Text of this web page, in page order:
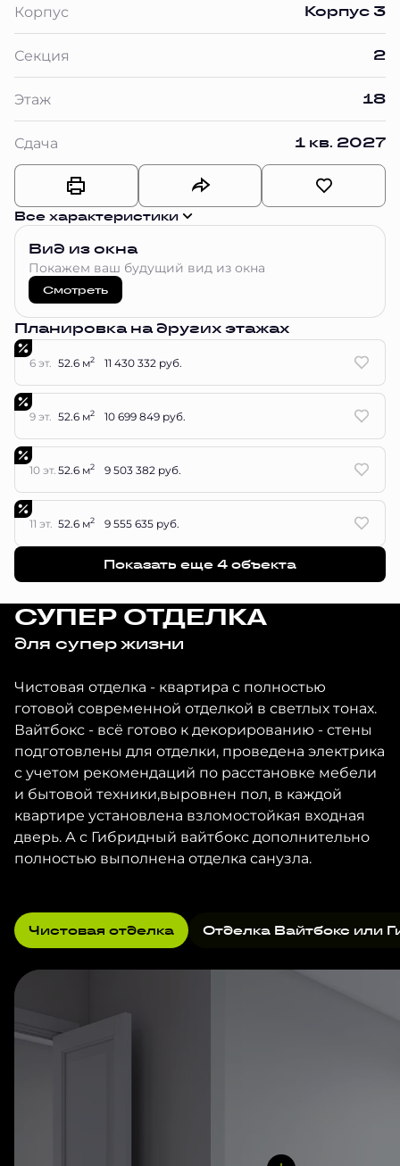
Корпус Корпус 3
Секция 2
Этаж 18
Сдача 1 кв. 2027
Все характеристики
Вид из окна
Покажем ваш будущий вид из окна
Смотреть
Планировка на других этажах
6 эт. 52.6 м2 11 430 332 руб.
9 эт. 52.6 м2 10 699 849 руб.
10 эт. 52.6 м2 9 503 382 руб.
11 эт. 52.6 м2 9 555 635 руб.
Показать еще 4 объектa
СУПЕР ОТДЕЛКА
для супер жизни
Чистовая отделка - квартира с полностью
готовой современной отделкой в светлых тонах.
Вайтбокс - всё готово к декорированию - стены
подготовлены для отделки, проведена электрика
с учетом рекомендаций по расстановке мебели
и бытовой техники,выровнен пол, в каждой
квартире установлена взломостойкая входная
дверь. А с Гибридный вайтбокс дополнительно
полностью выполнена отделка санузла.
Чистовая отделка Отделка Вайтбокс или